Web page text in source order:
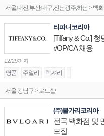
서울,대전,부산,대구,전남광주,하남 > 백
티파니코리아
[Tiffany & Co.]
r/OP/CA 채용
12/29까지
명품 주얼리 럭셔리
서울 강남구 > 로드샵
(주)불가리코리아
전국 백화점 및
모집